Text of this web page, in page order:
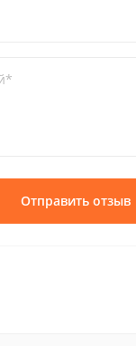
Отправить отзыв